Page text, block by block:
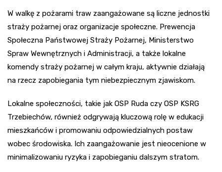
W walkę z pożarami traw zaangażowane są liczne jednostki
straży pożarnej oraz organizacje społeczne. Prewencja
Społeczna Państwowej Straży Pożarnej, Ministerstwo
Spraw Wewnętrznych i Administracji, a także lokalne
komendy straży pożarnej w całym kraju, aktywnie działają
na rzecz zapobiegania tym niebezpiecznym zjawiskom.
Lokalne społeczności, takie jak OSP Ruda czy OSP KSRG
Trzebiechów, również odgrywają kluczową rolę w edukacji
mieszkańców i promowaniu odpowiedzialnych postaw
wobec środowiska. Ich zaangażowanie jest nieocenione w
minimalizowaniu ryzyka i zapobieganiu dalszym stratom.